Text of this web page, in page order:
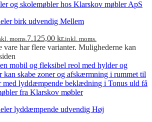
birk udvendig Mellem
moms.7.125,00 kr.inkl. moms.
vare har flere varianter. Mulighederne kan
lyddæmpende udvendig Høj